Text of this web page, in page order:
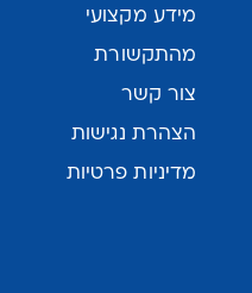
מידע מקצועי
מהתקשורת
צור קשר
הצהרת נגישות
מדיניות פרטיות